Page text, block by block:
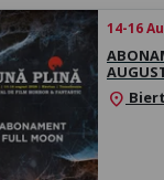
14-16
location_on